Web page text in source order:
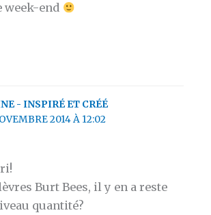
week-end
- INSPIRÉ ET CRÉÉ
2014 À 12:02
Burt Bees, il y en a reste
quantité?